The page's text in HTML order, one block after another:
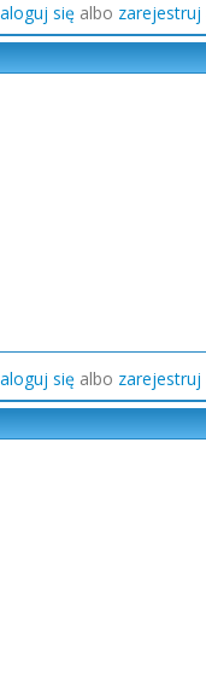
się albo zarejestruj
się albo zarejestruj